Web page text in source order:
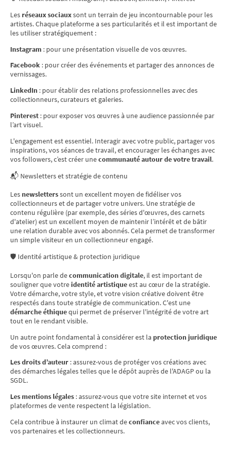
Les réseaux sociauxsont un terrain de jeu incontournable pour les
artistes. Chaque plateforme a ses particularités et il est important de
les utiliser stratégiquement :
Instagram : pour une présentation visuelle de vos œuvres.
Facebook : pour créer des événements et partager des annonces de
vernissages.
LinkedIn : pour établir des relations professionnelles avec des
collectionneurs, curateurs et galeries.
Pinterest : pour exposer vos œuvres à une audience passionnée par
l’art visuel.
L'engagement est essentiel. Interagir avec votre public, partager vos
inspirations, vos séances de travail, et encourager les échanges avec
vos followers, c’est créer unecommunauté autour de votre travail.
📬 Newsletters et stratégie de contenu
Les newsletterssont un excellent moyen de fidéliser vos
collectionneurs et de partager votre univers. Une stratégie de
contenu régulière (par exemple, des séries d'œuvres, des carnets
d'atelier) est un excellent moyen de maintenir l’intérêt et de bâtir
une relation durable avec vos abonnés. Cela permet de transformer
un simple visiteur en un collectionneur engagé.
🛡️ Identité artistique & protection juridique
Lorsqu'on parle decommunication digitale, il est important de
souligner que votreidentité artistiqueest au cœur de la stratégie.
Votre démarche, votre style, et votre vision créative doivent être
respectés dans toute stratégie de communication. C'est une
démarche éthiquequi permet de préserver l'intégrité de votre art
tout en le rendant visible.
Un autre point fondamental à considérer est la protection juridique
de vos œuvres. Cela comprend :
Les droits d’auteur : assurez-vous de protéger vos créations avec
des démarches légales telles que le dépôt auprès de l'ADAGP ou la
SGDL.
Les mentions légales : assurez-vous que votre site internet et vos
plateformes de vente respectent la législation.
Cela contribue à instaurer un climat deconfianceavec vos clients,
vos partenaires et les collectionneurs.